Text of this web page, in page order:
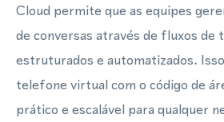
Cloud permite que as equipes
de conversas através de fluxos de
estruturados e automatizados.
telefone virtual com o código de
prático e escalável para qualquer